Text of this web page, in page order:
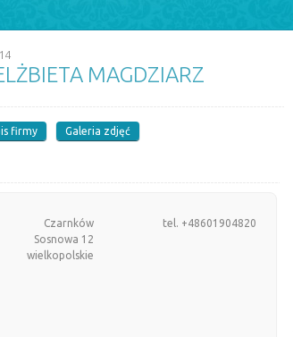
MAGDZIARZ
firmy Galeria zdjęć
Czarnków
Sosnowa 12
wielkopolskie
tel. +48601904820